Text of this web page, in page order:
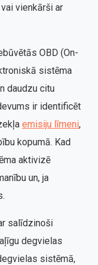
vienkārši ar
OBD (On-
sistēma
daudzu citu
ir identificēt
emisiju līmeni,
kopumā. Kad
aktivizē
un, ja
salīdzinoši
degvielas
sistēmā,